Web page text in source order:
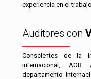
experiencia en el
Auditores con
Conscientes de la
internacional,
departamento